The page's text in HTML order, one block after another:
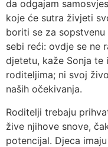
da odgajam
koje će sutra živjeti
boriti se za
sebi reći: ovdje se ne
djetetu, kaže Sonja te
roditeljima; ni svoj
naših očekivanja.
Roditelji trebaju
žive njihove snove,
potencijal. Djeca